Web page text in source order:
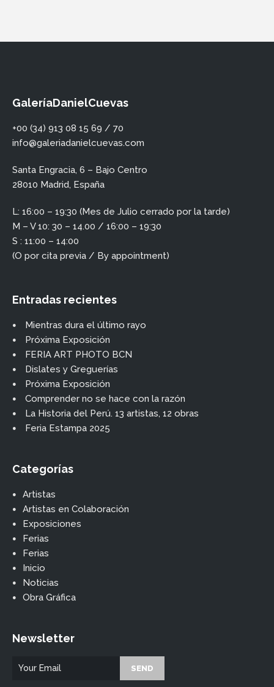
GaleríaDanielCuevas
+00 (34) 913 08 15 69 / 70
info@galeriadanielcuevas.com
Santa Engracia, 6 – Bajo Centro
28010 Madrid, España
L: 16:00 – 19:30 (Mes de Julio cerrado por la tarde)
M – V 10: 30 – 14.00 / 16:00 – 19:30
S : 11:00 – 14:00
(O por cita previa / By appointment)
Entradas recientes
Mientras dura el último rayo
Próxima Exposición
FERIA ART PHOTO BCN
Dislates y Greguerías
Próxima Exposición
Comprender no se hace con la razón
La Historia del Perú. 13 artistas, 12 obras
Feria Estampa 2025
Categorías
Artistas
Artistas en Colaboración
Exposiciones
Ferias
Ferias
Inicio
Noticias
Obra Gráfica
Newsletter